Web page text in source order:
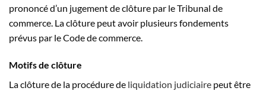
prononcé d’un jugement de clôture par le Tribunal de
commerce. La clôture peut avoir plusieurs fondements
prévus par le Code de commerce.
Motifs de clôture
La clôture de la procédure de liquidation judiciaire peut être